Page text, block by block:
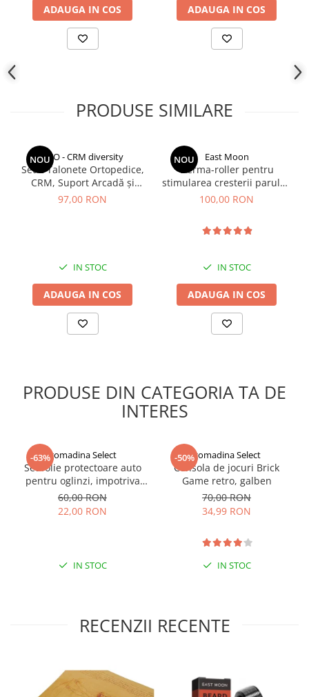
Indosariere documente
Instrumente de scris
Laminatoare documente
Produse digitale (download)
ADAUGA IN COS ADAUGA IN COS
PRODUSE SIMILARE
NOUCCO - CRM diversity
Set 2 Talonete Ortopedice,
CRM, Suport Arcadă și
Amortizare, Negru-Albastru
97,00 RON
IN STOC
ADAUGA IN COS
NOU East Moon
Derma-roller pentru
stimularea cresterii parului,
scalp si barba, Beard Roller
100,00 RON
IN STOC
ADAUGA IN COS
PRODUSE DIN CATEGORIA TA DE
INTERES
-63%gomadina Select
Set folie protectoare auto
pentru oglinzi, impotriva
apei si aburului, Film
Protect
60,00 RON
22,00 RON
IN STOC
-50%gomadina Select
Consola de jocuri Brick
Game retro, galben
70,00 RON
34,99 RON
IN STOC
RECENZII RECENTE